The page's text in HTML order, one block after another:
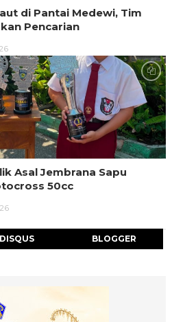
di Pantai Medewi, Tim
Pencarian
Asal Jembrana Sapu
50cc
DISQUS BLOGGER